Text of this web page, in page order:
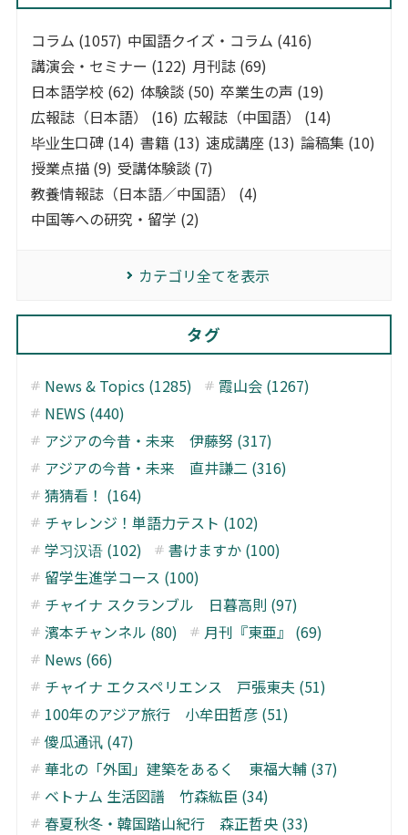
コラム (1057) 中国語クイズ・コラム (416)
講演会・セミナー (122) 月刊誌 (69)
日本語学校 (62) 体験談 (50) 卒業生の声 (19)
広報誌（日本語） (16) 広報誌（中国語） (14)
毕业生口碑 (14) 書籍 (13) 速成講座 (13) 論稿集 (10)
授業点描 (9) 受講体験談 (7)
教養情報誌（日本語／中国語） (4)
中国等への研究・留学 (2)
カテゴリ全てを表示
タグ
News & Topics (1285)
霞山会 (1267)
NEWS (440)
アジアの今昔・未来 伊藤努 (317)
アジアの今昔・未来 直井謙二 (316)
猜猜看！ (164)
チャレンジ！単語力テスト (102)
学习汉语 (102)
書けますか (100)
留学生進学コース (100)
チャイナ スクランブル 日暮高則 (97)
濱本チャンネル (80)
月刊『東亜』 (69)
News (66)
チャイナ エクスペリエンス 戸張東夫 (51)
100年のアジア旅行 小牟田哲彦 (51)
傻瓜通讯 (47)
華北の「外国」建築をあるく 東福大輔 (37)
ベトナム 生活図譜 竹森紘臣 (34)
春夏秋冬・韓国踏山紀行 森正哲央 (33)